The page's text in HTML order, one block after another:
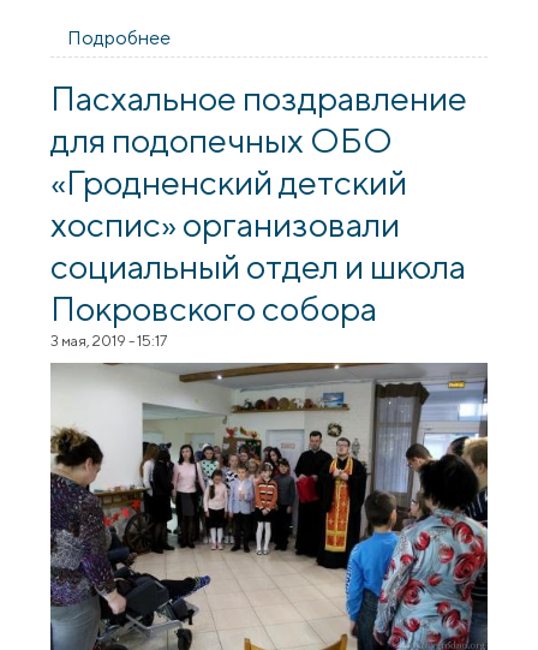
Подробнее
насельников Гродненского дома-
организовали социальный отдел и школа
Покровского собора
Пасхальное поздравление
для подопечных ОБО
«Гродненский детский
хоспис» организовали
социальный отдел и школа
Покровского собора
3 мая, 2019 - 15:17